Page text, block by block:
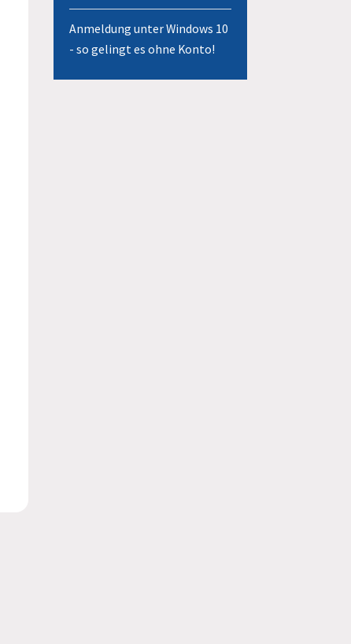
Anmeldung unter Windows 10
- so gelingt es ohne Konto!